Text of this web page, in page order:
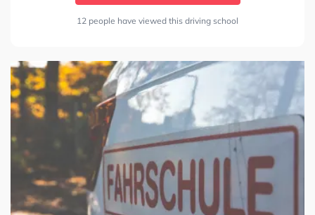
12 people have viewed this driving school